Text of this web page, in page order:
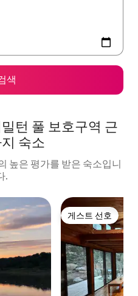
색
턴 풀 보호구역 근
숙소
높은 평가를 받은 숙소입니
.
게스트 선호
게스트 선호